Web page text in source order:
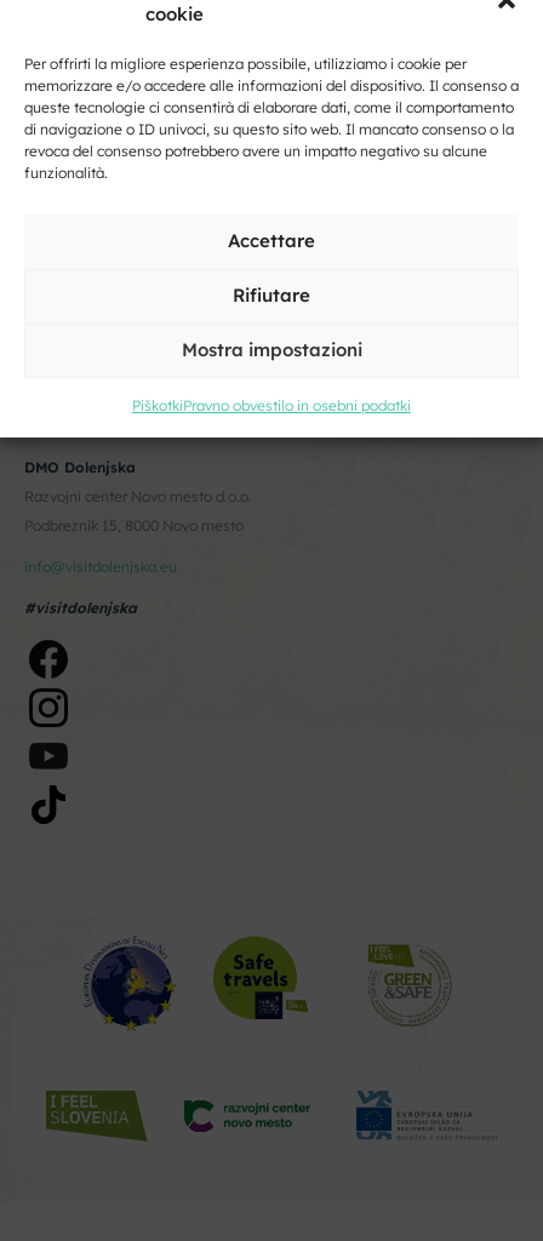
cookie
Per offrirti la migliore esperienza possibile, utilizziamo i cookie per
memorizzare e/o accedere alle informazioni del dispositivo. Il consenso a
queste tecnologie ci consentirà di elaborare dati, come il comportamento
di navigazione o ID univoci, su questo sito web. Il mancato consenso o la
revoca del consenso potrebbero avere un impatto negativo su alcune
funzionalità.
Accettare
Rifiutare
Mostra impostazioni
PiškotkiPravno obvestilo in osebni podatki
DMO Dolenjska
Razvojni center Novo mesto d.o.o.
Podbreznik 15, 8000 Novo mesto
info@visitdolenjska.eu
#visitdolenjska